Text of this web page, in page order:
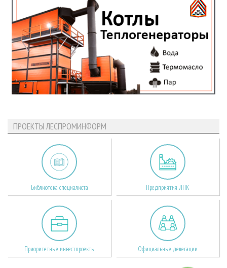
ПРОЕКТЫ ЛЕСПРОМИНФОРМ
Библиотека специалиста Предприятия ЛПК
Приоритетные инвестпроекты Официальные делегации